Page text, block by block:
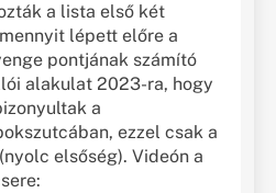
a lista első két
lépett előre a
pontjának számító
alakulat 2023-ra, hogy
a
ezzel csak a
elsőség). Videón a